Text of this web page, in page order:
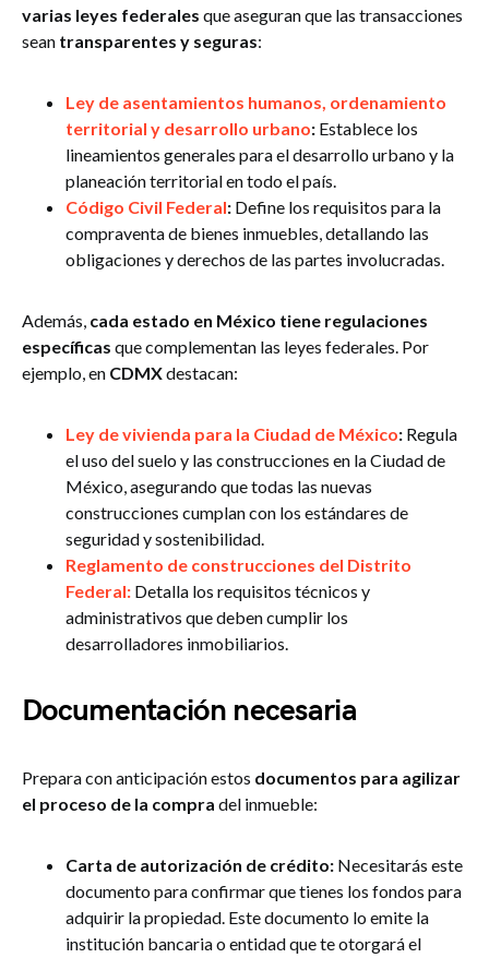
varias leyes federales que aseguran que las transacciones
sean transparentes y seguras:
Ley de asentamientos humanos, ordenamiento
territorial y desarrollo urbano: Establece los
lineamientos generales para el desarrollo urbano y la
planeación territorial en todo el país.
Código Civil Federal: Define los requisitos para la
compraventa de bienes inmuebles, detallando las
obligaciones y derechos de las partes involucradas.
Además, cada estado en México tiene regulaciones
específicas que complementan las leyes federales. Por
ejemplo, en CDMXdestacan:
Ley de vivienda para la Ciudad de México: Regula
el uso del suelo y las construcciones en la Ciudad de
México, asegurando que todas las nuevas
construcciones cumplan con los estándares de
seguridad y sostenibilidad.
Reglamento de construcciones del Distrito
Federal: Detalla los requisitos técnicos y
administrativos que deben cumplir los
desarrolladores inmobiliarios.
Documentación necesaria
Prepara con anticipación estos documentos para agilizar
el proceso de la compra del inmueble:
Carta de autorización de crédito: Necesitarás este
documento para confirmar que tienes los fondos para
adquirir la propiedad. Este documento lo emite la
institución bancaria o entidad que te otorgará el